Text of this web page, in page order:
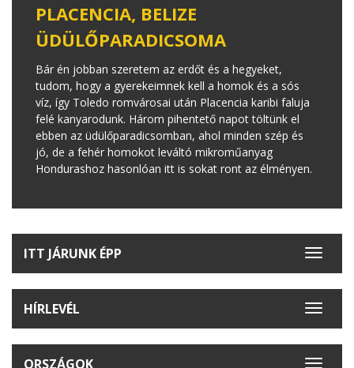
PLACENCIA, BELIZE
ÜDÜLŐPARADICSOMA
Bár én jobban szeretem az erdőt és a hegyeket,
tudom, hogy a gyerekeimnek kell a homok és a sós
víz, így Toledo romvárosai után Placencia karibi faluja
felé kanyarodunk. Három pihentető napot töltünk el
ebben az üdülőparadicsomban, ahol minden szép és
jó, de a fehér homokot leváltó mikroműanyag
Hondurashoz hasonlóan itt is sokat ront az élményen.
Toggle
ITT JÁRUNK ÉPP
Toggle
HÍRLEVÉL
ORSZÁGOK